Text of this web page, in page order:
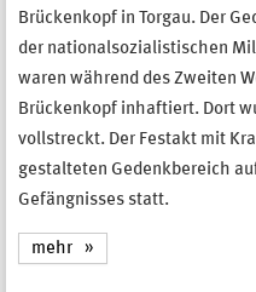
Brückenkopf in Torgau. Der
der nationalsozialistischen
waren während des Zweiten
Brückenkopf inhaftiert. Dort
vollstreckt. Der Festakt mit
gestalteten Gedenkbereich
Gefängnisses statt.
mehr